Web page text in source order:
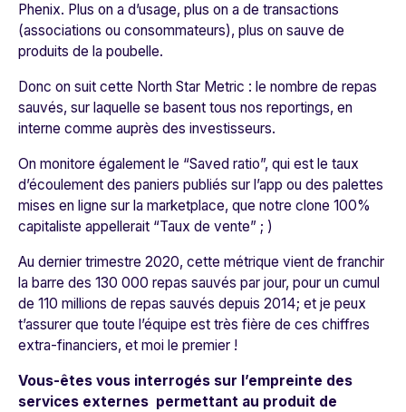
Phenix. Plus on a d’usage, plus on a de transactions
(associations ou consommateurs), plus on sauve de
produits de la poubelle.
Donc on suit cette North Star Metric : le nombre de repas
sauvés, sur laquelle se basent tous nos reportings, en
interne comme auprès des investisseurs.
On monitore également le “Saved ratio”, qui est le taux
d’écoulement des paniers publiés sur l’app ou des palettes
mises en ligne sur la marketplace, que notre clone 100%
capitaliste appellerait “Taux de vente” ; )
Au dernier trimestre 2020, cette métrique vient de franchir
la barre des 130 000 repas sauvés par jour, pour un cumul
de 110 millions de repas sauvés depuis 2014; et je peux
t’assurer que toute l’équipe est très fière de ces chiffres
extra-financiers, et moi le premier !
Vous-êtes vous interrogés sur l’empreinte des
services externes permettant au produit de